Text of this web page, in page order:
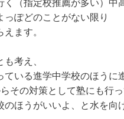
（指定校推薦が多い）中
っぽどのことがない限り
ます。
考え、
ている進学中学校のほうに
その対策として塾にも行っ
ほうがいいよ、と水を向